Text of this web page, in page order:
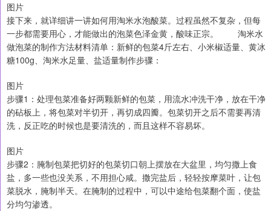
图片
接下来，就详细讲一讲如何用淘米水泡酸菜。过程虽然不复杂，但每
一步都需要用心，才能做出的泡菜色泽金黄，酸味正宗。 淘米水
做泡菜的制作方法材料清单：新鲜的包菜4斤左右、小米椒适量、黄冰
糖100g、淘米水足量、盐适量制作步骤：
图片
步骤1：处理包菜准备好两颗新鲜的包菜，用流水冲洗干净，放在干净
的砧板上，将包菜对半切开，再切成四瓣。包菜切开之后不需要再清
洗，反正吃的时候也是要清洗的，而且这样不容易坏。
图片
步骤2：腌制包菜把切好的包菜切口朝上摆放在大盆里，均匀撒上食
盐，多一些也没关系，不用担心咸。撒完盐后，轻轻按摩菜叶，让包
菜脱水，腌制半天。在腌制的过程中，可以中途给包菜翻个面，使盐
分均匀渗透。